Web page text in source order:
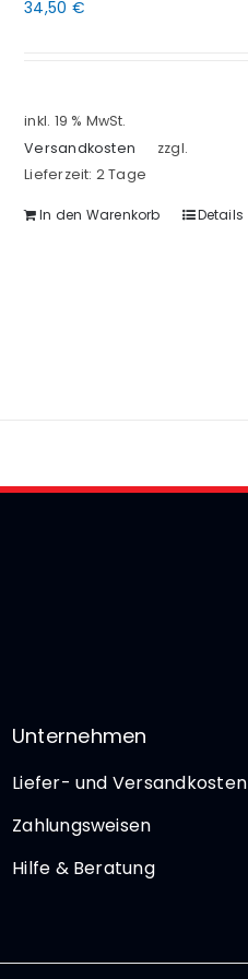
34,50 €
inkl. 19 % MwSt.
zzgl.
Versandkosten
Lieferzeit: 2 Tage
In den Warenkorb Details
Unternehmen
Liefer- und Versandkosten
Zahlungsweisen
Hilfe & Beratung